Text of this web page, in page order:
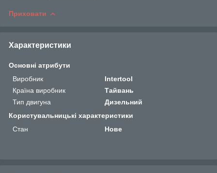
Приховати
Характеристики
Основні атрибути
Виробник
Intertool
Країна виробник
Тайвань
Тип двигуна
Дизельний
Користувальницькі характеристики
Стан
Нове